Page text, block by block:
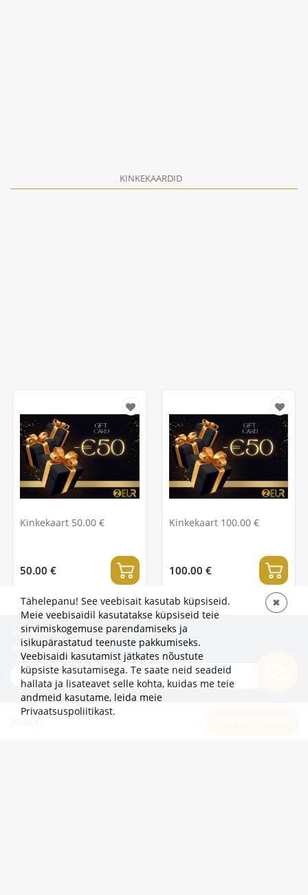
KINKEKAARDID
Kinkekaart 50.00 €
50.00 €
Kinkekaart 100.00 €
100.00 €
Liitu uudiskirjaga, et olla esimene, kes kuuleb
pakkumistest ja uudistest!
TEAVE
Tähelepanu! See veebisait kasutab küpsiseid.
Meie veebisaidil kasutatakse küpsiseid teie
sirvimiskogemuse parendamiseks ja
isikupärastatud teenuste pakkumiseks.
Veebisaidi kasutamist jätkates nõustute
küpsiste kasutamisega. Te saate neid seadeid
hallata ja lisateavet selle kohta, kuidas me teie
andmeid kasutame, leida meie
Privaatsuspoliitikast.
✖